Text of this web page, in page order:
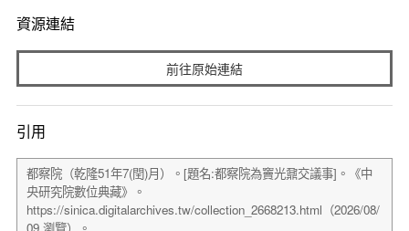
資源連結
前往原始連結
引用